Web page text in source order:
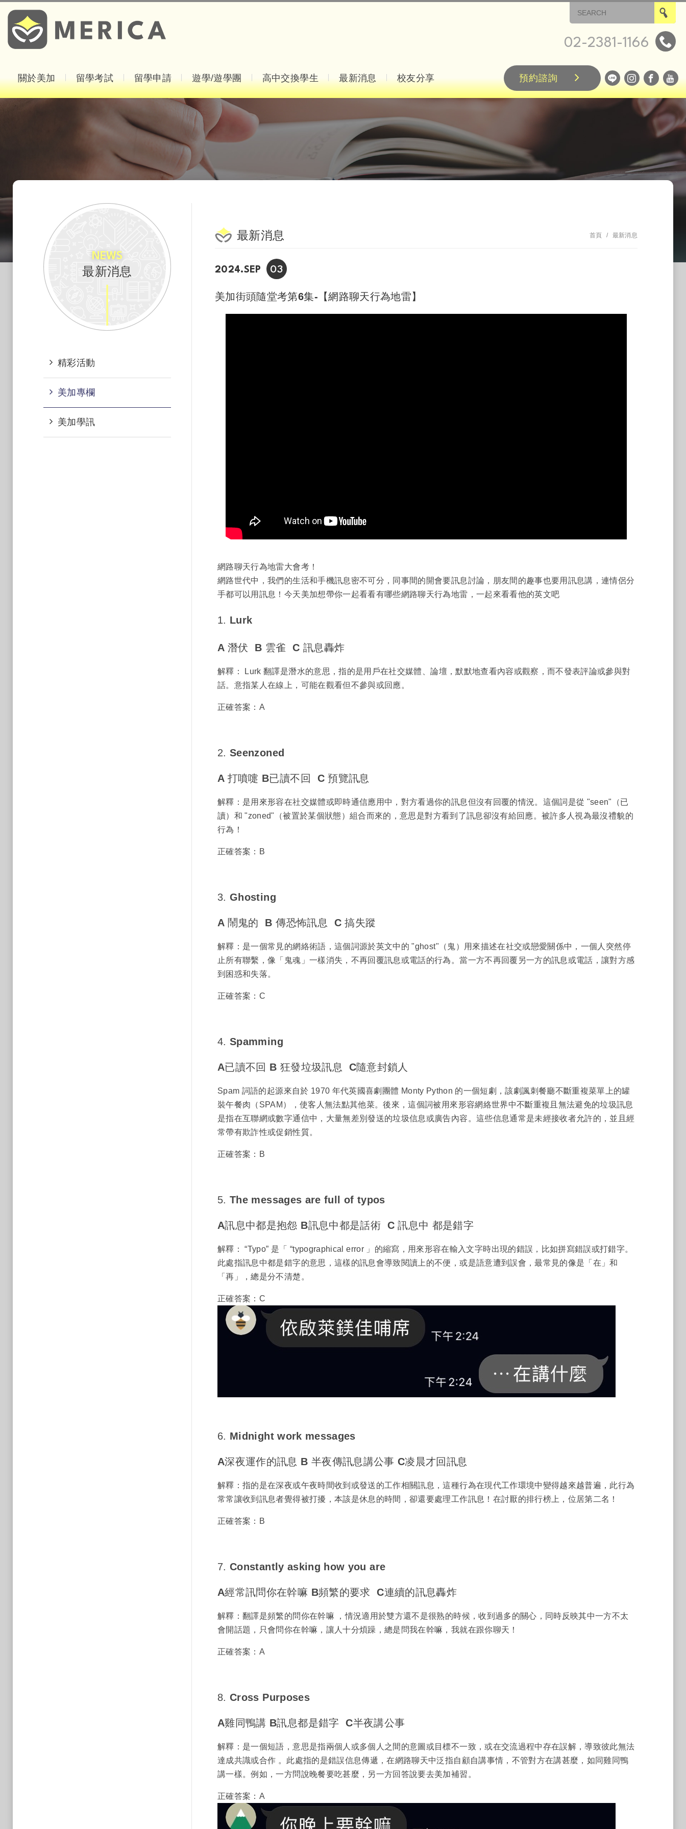
02-2381-1166
關於美加 留學考試 留學申請 遊學/遊學團 高中交換學生 最新消息 校友分享 預約諮詢
NEWS
最新消息
精彩活動
美加專欄
美加學訊
首頁 最新消息
最新消息
2024.SEP 03
美加街頭隨堂考第6集-【網路聊天行為地雷】
網路聊天行為地雷大會考！
網路世代中，我們的生活和手機訊息密不可分，同事間的開會要訊息討論，朋友間的趣事也要用訊息講，連情侶分
手都可以用訊息！今天美加想帶你一起看看有哪些網路聊天行為地雷，一起來看看他的英文吧
1. Lurk
A 潛伏 B 雲雀 C 訊息轟炸
解釋： Lurk 翻譯是潛水的意思，指的是用戶在社交媒體、論壇，默默地查看內容或觀察，而不發表評論或參與對
話。意指某人在線上，可能在觀看但不參與或回應。
正確答案：A
2. Seenzoned
A 打噴嚏 B已讀不回 C 預覽訊息
解釋：是用來形容在社交媒體或即時通信應用中，對方看過你的訊息但沒有回覆的情況。這個詞是從 "seen"（已
讀）和 "zoned"（被置於某個狀態）組合而來的，意思是對方看到了訊息卻沒有給回應。被許多人視為最沒禮貌的
行為！
正確答案：B
3. Ghosting
A 鬧鬼的 B 傳恐怖訊息 C 搞失蹤
解釋：是一個常見的網絡術語，這個詞源於英文中的 "ghost"（鬼）用來描述在社交或戀愛關係中，一個人突然停
止所有聯繫，像「鬼魂」一樣消失，不再回覆訊息或電話的行為。當一方不再回覆另一方的訊息或電話，讓對方感
到困惑和失落。
正確答案：C
4. Spamming
A已讀不回 B 狂發垃圾訊息 C隨意封鎖人
Spam 詞語的起源來自於 1970 年代英國喜劇團體 Monty Python 的一個短劇，該劇諷刺餐廳不斷重複菜單上的罐
裝午餐肉（SPAM），使客人無法點其他菜。後來，這個詞被用來形容網絡世界中不斷重複且無法避免的垃圾訊息
是指在互聯網或數字通信中，大量無差別發送的垃圾信息或廣告內容。這些信息通常是未經接收者允許的，並且經
常帶有欺詐性或促銷性質。
正確答案：B
5.The messages are full of typos
A訊息中都是抱怨 B訊息中都是話術 C 訊息中 都是錯字
解釋： “Typo” 是「 “typographical error 」的縮寫，用來形容在輸入文字時出現的錯誤，比如拼寫錯誤或打錯字。
此處指訊息中都是錯字的意思，這樣的訊息會導致閱讀上的不便，或是語意遭到誤會，最常見的像是「在」和
「再」，總是分不清楚。
正確答案：C
6. Midnight work messages
A深夜運作的訊息 B 半夜傳訊息講公事 C凌晨才回訊息
解釋：指的是在深夜或午夜時間收到或發送的工作相關訊息，這種行為在現代工作環境中變得越來越普遍，此行為
常常讓收到訊息者覺得被打擾，本該是休息的時間，卻還要處理工作訊息！在討厭的排行榜上，位居第二名！
正確答案：B
7. Constantly asking how you are
A經常訊問你在幹嘛 B頻繁的要求 C連續的訊息轟炸
解釋：翻譯是頻繁的問你在幹嘛 ，情況適用於雙方還不是很熟的時候，收到過多的關心，同時反映其中一方不太
會開話題，只會問你在幹嘛，讓人十分煩躁，總是問我在幹嘛，我就在跟你聊天！
正確答案：A
8.Cross Purposes
A雞同鴨講 B訊息都是錯字 C半夜講公事
解釋：是一個短語，意思是指兩個人或多個人之間的意圖或目標不一致，或在交流過程中存在誤解，導致彼此無法
達成共識或合作 。此處指的是錯誤信息傳遞，在網路聊天中泛指自顧自講事情，不管對方在講甚麼，如同雞同鴨
講一樣。例如，一方問說晚餐要吃甚麼，另一方回答說要去美加補習。
正確答案：A